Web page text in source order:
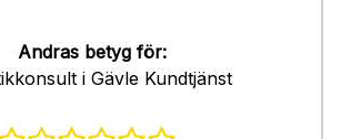
Andras betyg för:
i Gävle Kundtjänst